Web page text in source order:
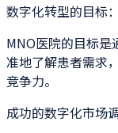
数字化转型的目标：
MNO医院的目标
准地了解患者需求
竞争力。
成功的数字化市场